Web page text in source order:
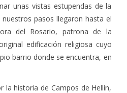
unas vistas estupendas de la
pasos llegaron hasta el
del Rosario, patrona de la
edificación religiosa cuyo
barrio donde se encuentra, en
la historia de Campos de Hellín,